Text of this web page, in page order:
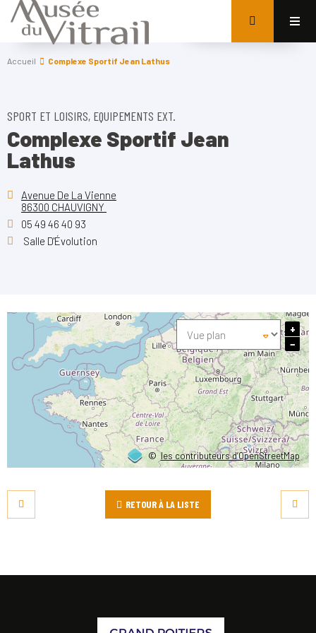
Accueil Complexe Sportif Jean Lathus
SPORT ET LOISIRS, EQUIPEMENTS EXT.
Complexe Sportif Jean
Lathus
Avenue De La Vienne
86300 CHAUVIGNY
05 49 46 40 93
Salle D'Évolution
©les contributeurs d’OpenStreetMap
+
−
RETOUR À LA LISTE